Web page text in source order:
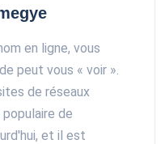
en ligne, vous
peut vous « voir ».
de réseaux
de
et il est